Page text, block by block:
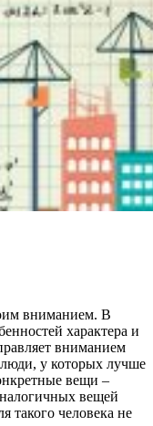
вниманием. В
характера и
вниманием
у которых лучше
вещи –
вещей
такого человека не